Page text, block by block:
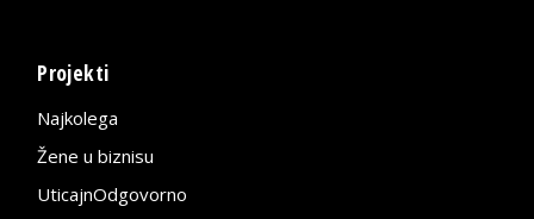
Projekti
Najkolega
Žene u biznisu
UticajnOdgovorno